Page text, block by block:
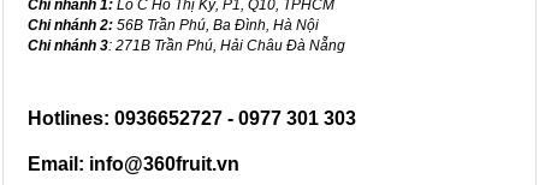
Chi nhánh 1: Lô C Hồ Thị Kỷ, P1, Q10, TPHCM
Chi nhánh 2: 56B Trần Phú, Ba Đình, Hà Nội
Chi nhánh 3: 271B Trần Phú, Hải Châu Đà Nẵng
Hotlines: 0936652727 - 0977 301 303
Email: info@360fruit.vn